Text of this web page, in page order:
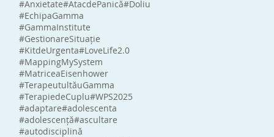
#Anxietate#AtacdePanică#Doliu
#EchipaGamma
#GammaInstitute
#GestionareSituație
#KitdeUrgenta#LoveLife2.0
#MappingMySystem
#MatriceaEisenhower
#TerapeutultăuGamma
#TerapiedeCuplu#WPS2025
#adaptare#adolescenta
#adolescență#ascultare
#autodisciplină